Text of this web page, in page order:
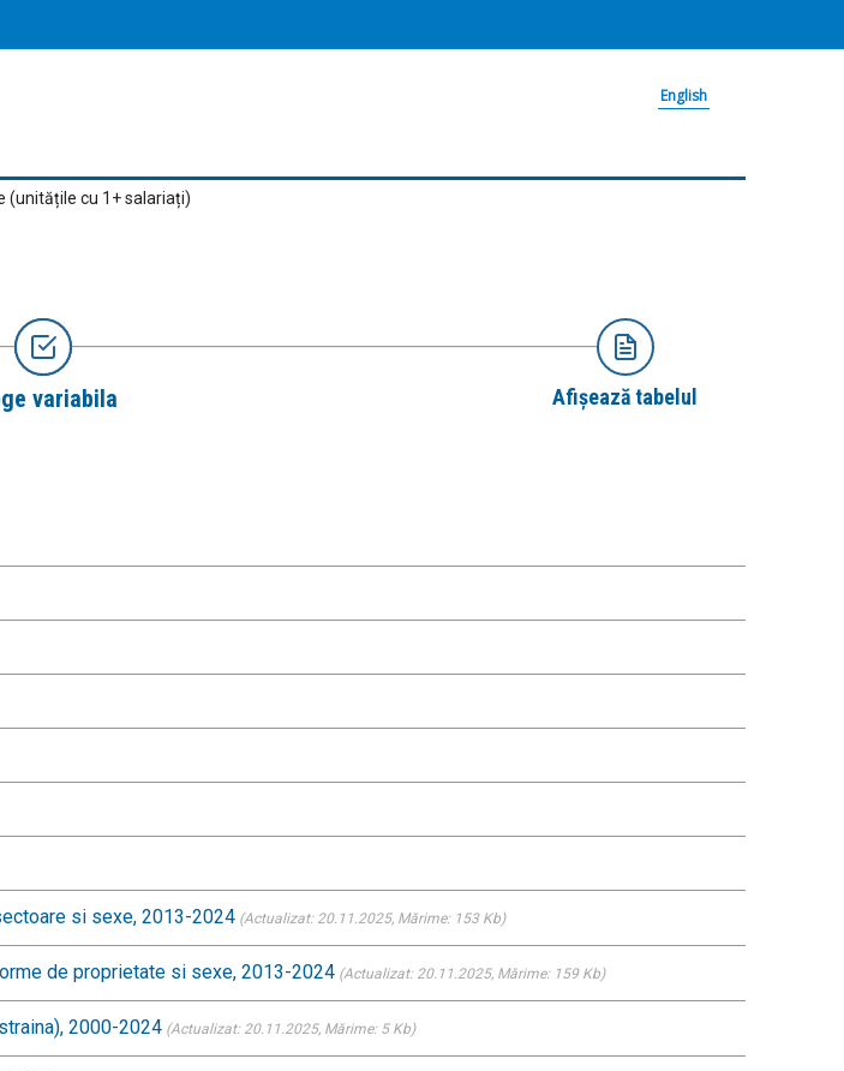
English
(unitățile cu 1+ salariați)
variabila Afișează tabelul
si sexe, 2013-2024 (Actualizat: 20.11.2025, Mărime: 153 Kb)
de proprietate si sexe, 2013-2024 (Actualizat: 20.11.2025, Mărime: 159 Kb)
2000-2024 (Actualizat: 20.11.2025, Mărime: 5 Kb)